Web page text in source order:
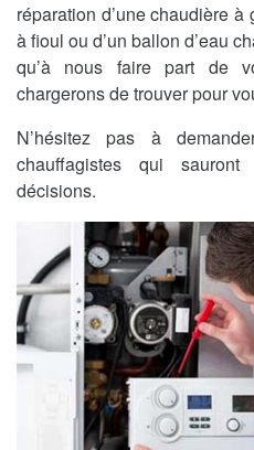
réparation d’une chaudière
à fioul ou d’un ballon d’eau
qu’à nous faire part de
chargerons de trouver pour
N’hésitez pas à
chauffagistes qui
décisions.